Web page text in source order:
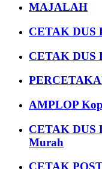
MAJALAH
CETAK DUS
CETAK DUS
AMPLOP
CETAK DUS
Murah